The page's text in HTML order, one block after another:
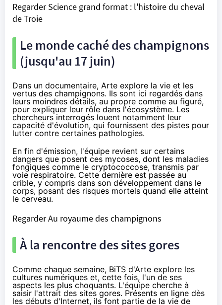
Regarder Science grand format : l'histoire du cheval
de Troie
Le monde caché des champignons
(jusqu'au 17 juin)
Dans un documentaire, Arte explore la vie et les
vertus des champignons. Ils sont ici regardés dans
leurs moindres détails, au propre comme au figuré,
pour expliquer leur rôle dans l'écosystème. Les
chercheurs interrogés louent notamment leur
capacité d'évolution, qui fournissent des pistes pour
lutter contre certaines pathologies.
En fin d'émission, l'équipe revient sur certains
dangers que posent ces mycoses, dont les maladies
fongiques comme le cryptococcose, transmis par
voie respiratoire. Cette dernière est passée au
crible, y compris dans son développement dans le
corps, posant des risques mortels quand elle atteint
le cerveau.
Regarder Au royaume des champignons
À la rencontre des sites gores
Comme chaque semaine, BiTS d'Arte explore les
cultures numériques et, cette fois, l'un de ses
aspects les plus choquants. L'équipe cherche à
saisir l'attrait des sites gores. Présents en ligne dès
les débuts d'Internet, ils font partie de la vie de